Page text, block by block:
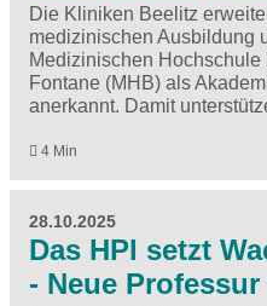
Die Kliniken Beelitz
medizinischen Ausbildung
Medizinischen
Fontane (MHB) als
anerkannt. Damit
4 Min
28.10.2025
Das HPI setzt
- Neue